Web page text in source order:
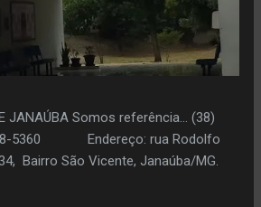
JANAÚBA Somos referência... (38)
5360 Endereço: rua Rodolfo
Bairro São Vicente, Janaúba/MG.